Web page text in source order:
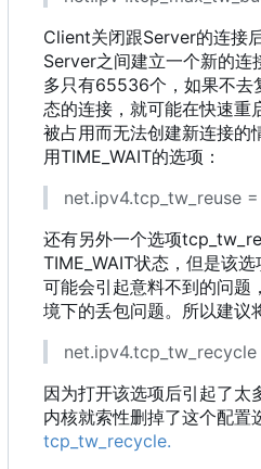
Client关闭跟Server的连接
Server之间建立一个新的连
多只有65536个 ， 如果不去
态的连接 ， 就可能在快速重
被占用而无法创建新连接的
用TIME_WAIT的选项 ：
net.ipv4.tcp_tw_reuse =
还有另外一个选项
TIME_WAIT状态 ， 但是该选
可能会引起意料不到的问题 ，
境下的丢包问题。所以建议
因为打开该选项后引起了太
内核就索性删掉了这个配置
tcp_tw_recycle.